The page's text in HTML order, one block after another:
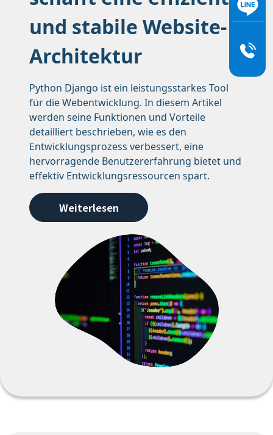
und stabile Website-
Architektur
Python Django ist ein leistungsstarkes Tool
für die Webentwicklung. In diesem Artikel
werden seine Funktionen und Vorteile
detailliert beschrieben, wie es den
Entwicklungsprozess verbessert, eine
hervorragende Benutzererfahrung bietet und
effektiv Entwicklungsressourcen spart.
Weiterlesen